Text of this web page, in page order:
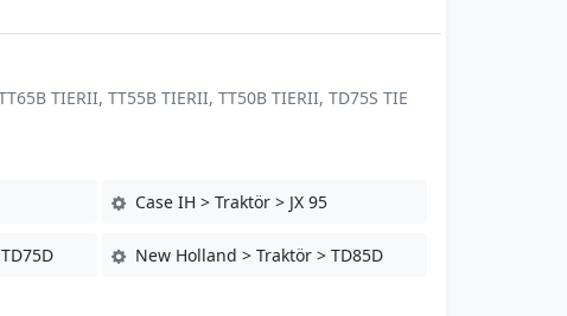
TIERII, TT55B TIERII, TT50B TIERII, TD75S TIE
Case IH > Traktör > JX 95
New Holland > Traktör > TD85D